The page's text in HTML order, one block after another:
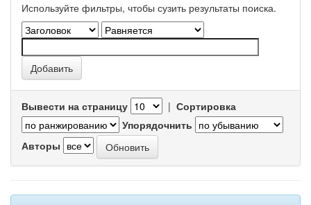
Используйте фильтры, чтобы сузить результаты поиска.
Вывести на страницу | Сортировка
Упорядочнить
Авторы